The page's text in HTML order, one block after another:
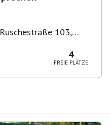
Ruschestraße 103,
4
FREIE PLÄTZE